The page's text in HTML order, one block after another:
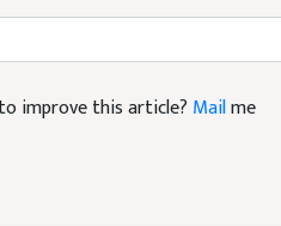
improve this article? Mailme